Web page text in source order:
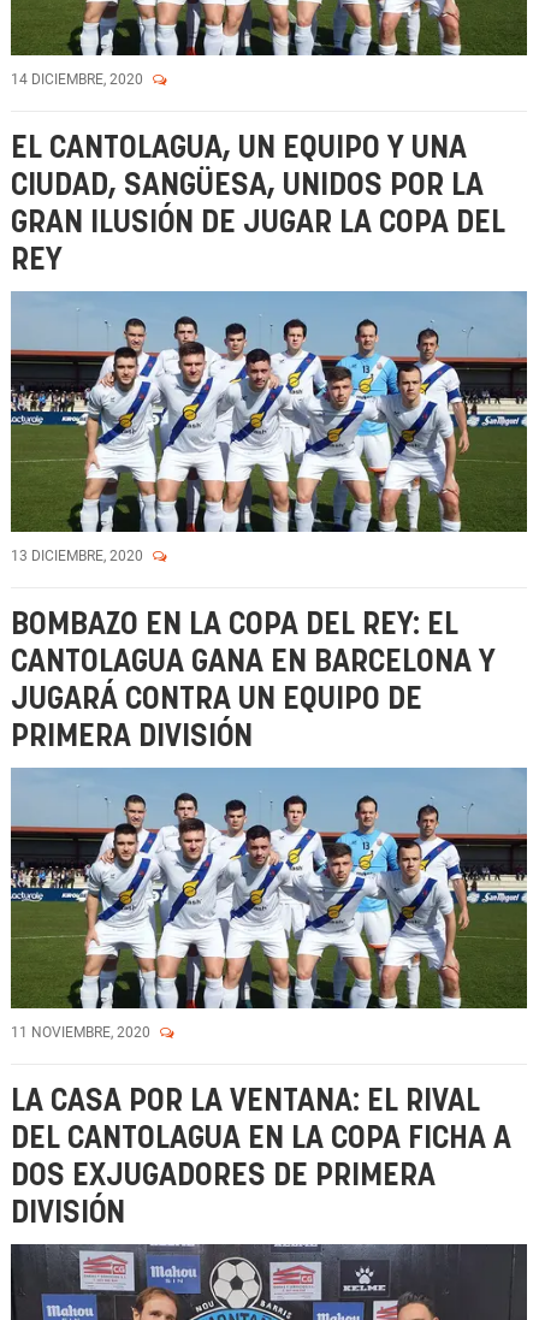
14 DICIEMBRE, 2020
EL CANTOLAGUA, UN EQUIPO Y UNA
CIUDAD, SANGÜESA, UNIDOS POR LA
GRAN ILUSIÓN DE JUGAR LA COPA DEL
REY
13 DICIEMBRE, 2020
BOMBAZO EN LA COPA DEL REY: EL
CANTOLAGUA GANA EN BARCELONA Y
JUGARÁ CONTRA UN EQUIPO DE
PRIMERA DIVISIÓN
11 NOVIEMBRE, 2020
LA CASA POR LA VENTANA: EL RIVAL
DEL CANTOLAGUA EN LA COPA FICHA A
DOS EXJUGADORES DE PRIMERA
DIVISIÓN